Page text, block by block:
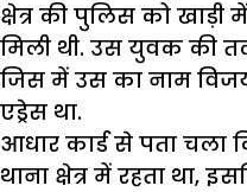
क्षेत्र की पुलिस को
मिली थी. उस युवक की
जिस में उस का नाम
एड्रेस था.
आधार कार्ड से पता चला
थाना क्षेत्र में रहता था,